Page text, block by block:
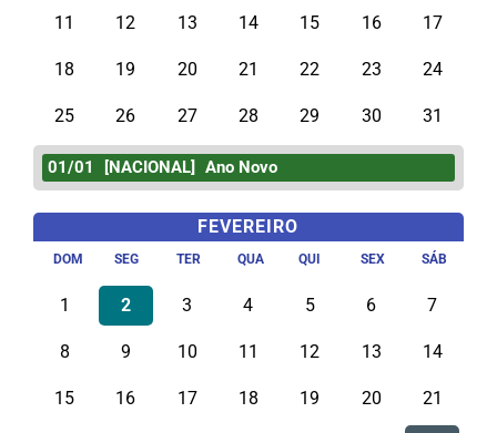
11 12 13 14 15 16 17
18 19 20 21 22 23 24
25 26 27 28 29 30 31
01/01 [NACIONAL] Ano Novo
FEVEREIRO
DOM SEG TER QUA QUI SEX SÁB
1 2 3 4 5 6 7
8 9 10 11 12 13 14
15 16 17 18 19 20 21